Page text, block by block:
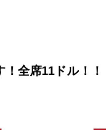
全席11ドル！！